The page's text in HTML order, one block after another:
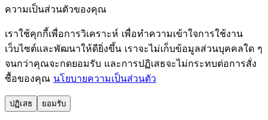
ความเป็นส่วนตัวของคุณ
เราใช้คุกกี้เพื่อการวิเคราะห์ เพื่อทำความเข้าใจการใช้งาน
เว็บไซต์และพัฒนาให้ดียิ่งขึ้น เราจะไม่เก็บข้อมูลส่วนบุคคลใด ๆ
จนกว่าคุณจะกดยอมรับ และการปฏิเสธจะไม่กระทบต่อการสั่ง
ซื้อของคุณ นโยบายความเป็นส่วนตัว
ปฏิเสธ ยอมรับ